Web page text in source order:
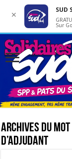
Archives du
d’adjudant
✕
SUD
Sur